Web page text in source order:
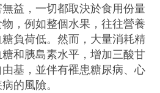
益，一切都取決於食用份量
，例如整個水果，往往營養
負荷低。然而，大量消耗精
和胰島素水平，增加三酸甘
基，並伴有罹患糖尿病、心
的風險。